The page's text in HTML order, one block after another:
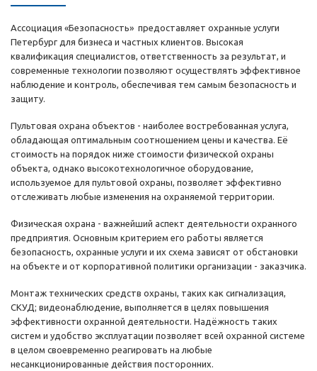
Ассоциация «Безопасность» предоставляет охранные услуги
Петербург для бизнеса и частных клиентов. Высокая
квалификация специалистов, ответственность за результат, и
современные технологии позволяют осуществлять эффективное
наблюдение и контроль, обеспечивая тем самым безопасность и
защиту.
Пультовая охрана объектов - наиболее востребованная услуга,
обладающая оптимальным соотношением цены и качества. Её
стоимость на порядок ниже стоимости физической охраны
объекта, однако высокотехнологичное оборудование,
используемое для пультовой охраны, позволяет эффективно
отслеживать любые изменения на охраняемой территории.
Физическая охрана - важнейший аспект деятельности охранного
предприятия. Основным критерием его работы является
безопасность, охранные услуги и их схема зависят от обстановки
на объекте и от корпоративной политики организации - заказчика.
Монтаж технических средств охраны, таких как сигнализация,
СКУД; видеонаблюдение, выполняется в целях повышения
эффективности охранной деятельности. Надёжность таких
систем и удобство эксплуатации позволяет всей охранной системе
в целом своевременно реагировать на любые
несанкционированные действия посторонних.